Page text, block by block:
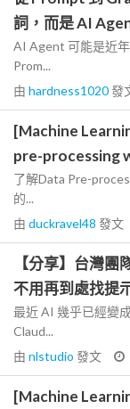
詞，而是 AI
AI Agent 可能是近
Prom...
由 hardness1020發
[Machine
pre-processing
了解Data Pre-
的...
由 duckravel48 發文
【分享】台灣
不用再到處找提
最近 AI 幾乎已經變
Claud...
由 nlstudio 發文
[Machine